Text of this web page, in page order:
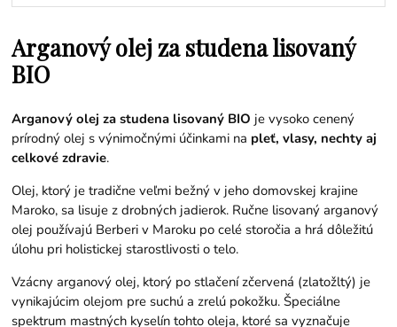
Arganový olej za studena lisovaný
BIO
Arganový olej za studena lisovaný BIO je vysoko cenený
prírodný olej s výnimočnými účinkami na pleť, vlasy, nechty aj
celkové zdravie.
Olej, ktorý je tradične veľmi bežný v jeho domovskej krajine
Maroko, sa lisuje z drobných jadierok. Ručne lisovaný arganový
olej používajú Berberi v Maroku po celé storočia a hrá dôležitú
úlohu pri holistickej starostlivosti o telo.
Vzácny arganový olej, ktorý po stlačení zčervená (zlatožltý) je
vynikajúcim olejom pre suchú a zrelú pokožku. Špeciálne
spektrum mastných kyselín tohto oleja, ktoré sa vyznačuje